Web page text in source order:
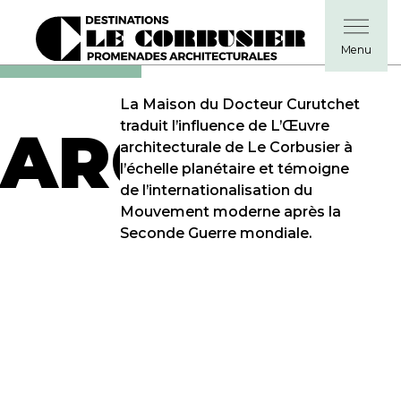
La Maison du Docteur Curutchet
traduit l’influence de L’Œuvre
architecturale de Le Corbusier à
l’échelle planétaire et témoigne
de l’internationalisation du
Mouvement moderne après la
Seconde Guerre mondiale.